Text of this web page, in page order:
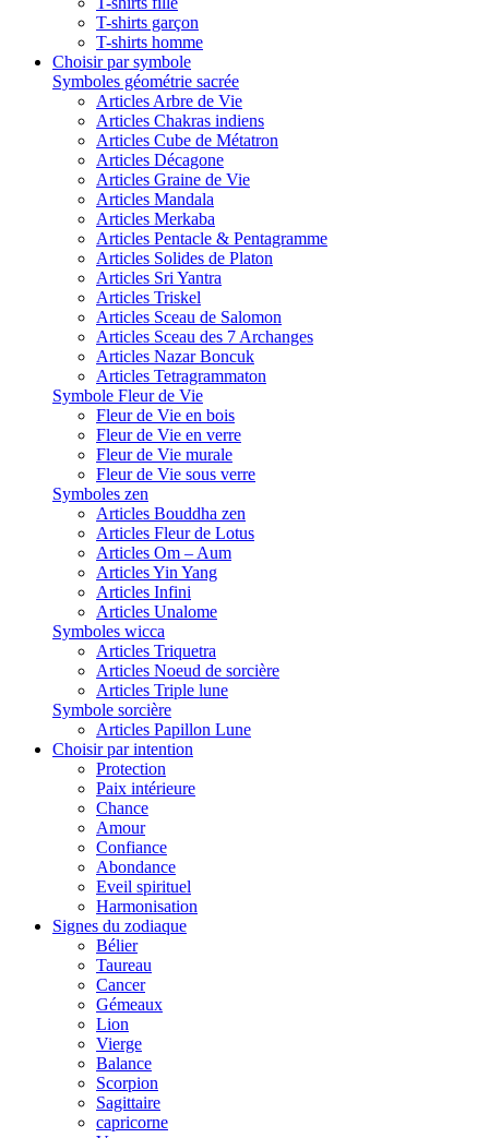
T-shirts garçon
T-shirts homme
Choisir par symbole
Symboles géométrie sacrée
Articles Arbre de Vie
Articles Chakras indiens
Articles Cube de Métatron
Articles Décagone
Articles Graine de Vie
Articles Mandala
Articles Merkaba
Articles Pentacle & Pentagramme
Articles Solides de Platon
Articles Sri Yantra
Articles Triskel
Articles Sceau de Salomon
Articles Sceau des 7 Archanges
Articles Nazar Boncuk
Articles Tetragrammaton
Symbole Fleur de Vie
Fleur de Vie en bois
Fleur de Vie en verre
Fleur de Vie murale
Fleur de Vie sous verre
Symboles zen
Articles Bouddha zen
Articles Fleur de Lotus
Articles Om – Aum
Articles Yin Yang
Articles Infini
Articles Unalome
Symboles wicca
Articles Triquetra
Articles Noeud de sorcière
Articles Triple lune
Symbole sorcière
Articles Papillon Lune
Choisir par intention
Protection
Paix intérieure
Chance
Amour
Confiance
Abondance
Eveil spirituel
Harmonisation
Signes du zodiaque
Bélier
Taureau
Cancer
Gémeaux
Lion
Vierge
Balance
Scorpion
Sagittaire
capricorne